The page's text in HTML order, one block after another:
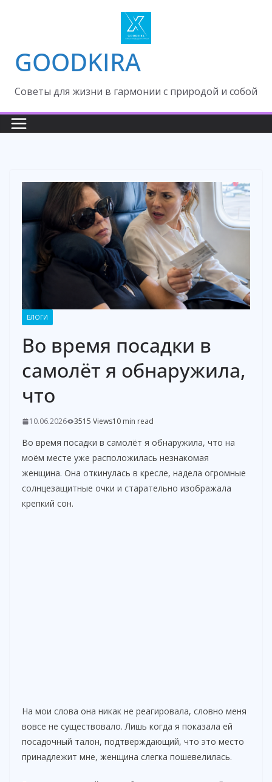
GOODKIRA
Cоветы для жизни в гармонии с природой и собой
БЛОГИ
Во время посадки в
самолёт я обнаружила,
что
10.06.2026 3515 Views10 min read
Во время посадки в самолёт я обнаружила, что на
моём месте уже расположилась незнакомая
женщина. Она откинулась в кресле, надела огромные
солнцезащитные очки и старательно изображала
крепкий сон.
На мои слова она никак не реагировала, словно меня
вовсе не существовало. Лишь когда я показала ей
посадочный талон, подтверждающий, что это место
принадлежит мне, женщина слегка пошевелилась.